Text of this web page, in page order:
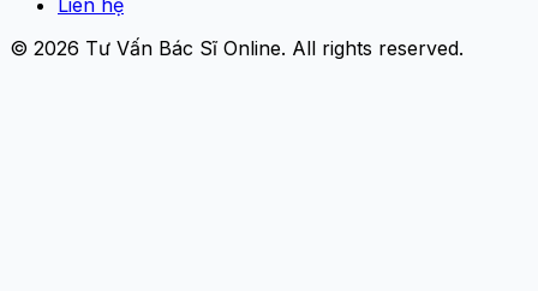
Liên hệ
© 2026 Tư Vấn Bác Sĩ Online. All rights reserved.